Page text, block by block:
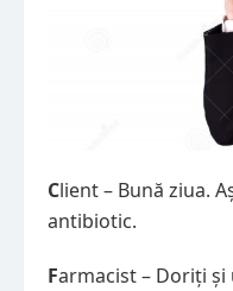
Client – Bună ziua.
antibiotic.
Farmacist – Doriți